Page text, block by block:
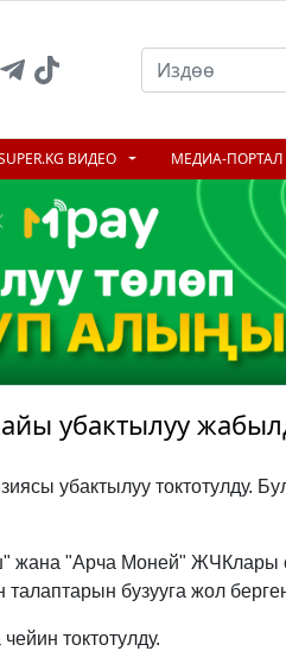
ВИДЕО МЕДИА-ПОРТАЛ
убактылуу
убактылуу токтотулду.
жана "Арча Моней" ЖЧКлары
талаптарын бузууга жол
токтотулду.